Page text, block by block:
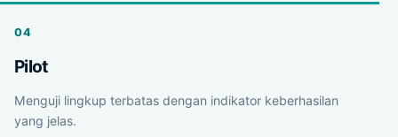
Pilot
Menguji lingkup terbatas dengan indikator keberhasilan
yang jelas.